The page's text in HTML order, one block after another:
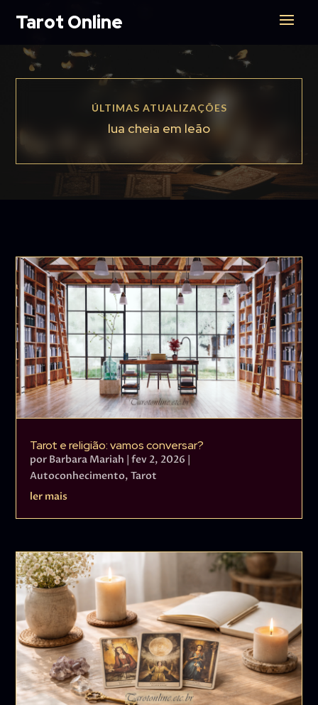
Tarot Online
ÚLTIMAS ATUALIZAÇÕES
lua cheia em leão
Tarot e religião: vamos conversar?
por Barbara Mariah |fev 2, 2026 |
Autoconhecimento,Tarot
ler mais